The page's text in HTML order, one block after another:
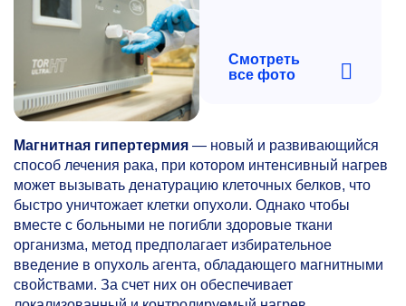
Смотреть
все фото
Магнитная гипертермия — новый и развивающийся
способ лечения рака, при котором интенсивный нагрев
может вызывать денатурацию клеточных белков, что
быстро уничтожает клетки опухоли. Однако чтобы
вместе с больными не погибли здоровые ткани
организма, метод предполагает избирательное
введение в опухоль агента, обладающего магнитными
свойствами. За счет них он обеспечивает